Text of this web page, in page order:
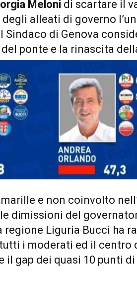
Meloni di scartare il
alleati di governo
di Genova
ponte e la rinascita
e non coinvolto
dimissioni del
regione Liguria Bucci ha
i moderati ed il centro
il gap dei quasi 10 punti